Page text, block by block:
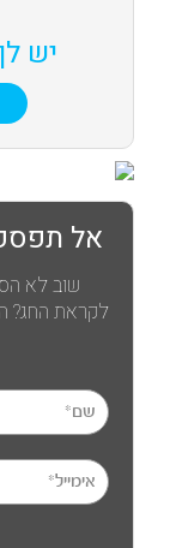
יש
אל
שוב לא
לקראת החג?